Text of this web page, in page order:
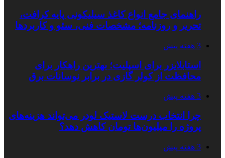
راهنمای جامع انواع کاغذ سیلیکونی پایه کرافت،
تحریر و روزنامه؛ مشخصات فنی، سئو و کاربردها
3 هفته پیش
استابلایزر برای اسپلیت؛ بهترین راهکار برای
محافظت از کولر گازی در برابر نوسانات برق
3 هفته پیش
چرا انتخاب درست لاستیک لودر می‌تواند هزینه‌های
پروژه را میلیون‌ها تومان کاهش دهد؟
3 هفته پیش